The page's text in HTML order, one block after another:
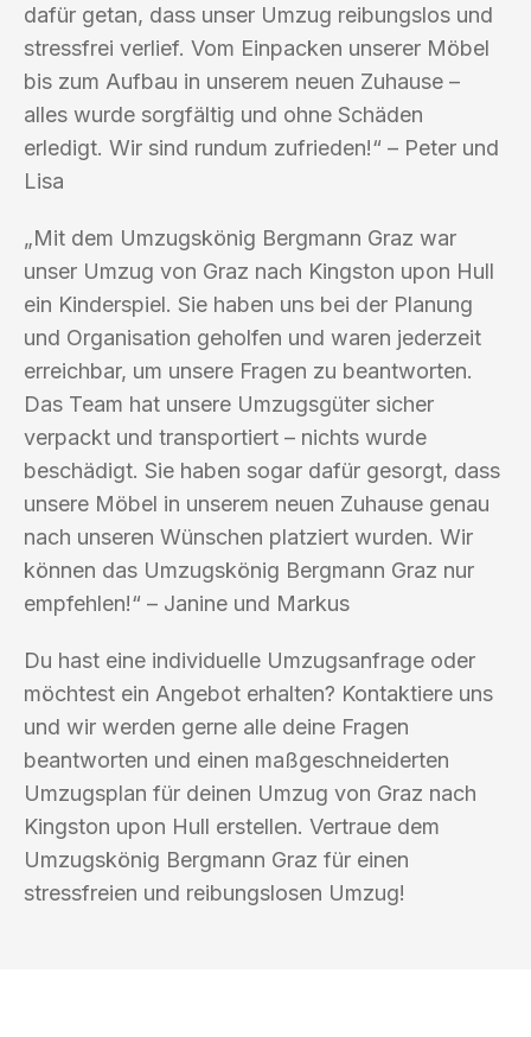
dafür getan, dass unser Umzug reibungslos und
stressfrei verlief. Vom Einpacken unserer Möbel
bis zum Aufbau in unserem neuen Zuhause –
alles wurde sorgfältig und ohne Schäden
erledigt. Wir sind rundum zufrieden!“ – Peter und
Lisa
„Mit dem Umzugskönig Bergmann Graz war
unser Umzug von Graz nach Kingston upon Hull
ein Kinderspiel. Sie haben uns bei der Planung
und Organisation geholfen und waren jederzeit
erreichbar, um unsere Fragen zu beantworten.
Das Team hat unsere Umzugsgüter sicher
verpackt und transportiert – nichts wurde
beschädigt. Sie haben sogar dafür gesorgt, dass
unsere Möbel in unserem neuen Zuhause genau
nach unseren Wünschen platziert wurden. Wir
können das Umzugskönig Bergmann Graz nur
empfehlen!“ – Janine und Markus
Du hast eine individuelle Umzugsanfrage oder
möchtest ein Angebot erhalten? Kontaktiere uns
und wir werden gerne alle deine Fragen
beantworten und einen maßgeschneiderten
Umzugsplan für deinen Umzug von Graz nach
Kingston upon Hull erstellen. Vertraue dem
Umzugskönig Bergmann Graz für einen
stressfreien und reibungslosen Umzug!